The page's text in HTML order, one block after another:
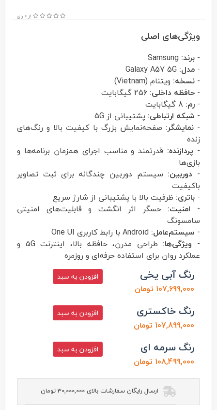
از 0 رای
ویژگی‌های اصلی
- برند:
- مدل:
- نسخه: ویتنام (Vietnam)
- حافظه داخلی:
- رم:
- شبکه ارتباطی: پشتیبانی از 5G
-نمایشگر: صفحه‌نمایش بزرگ با کیفیت بالا و رنگ‌های
زنده
- پردازنده: قدرتمند و مناسب اجرای همزمان برنامه‌ها و
بازی‌ها
- دوربین: سیستم دوربین چندگانه برای ثبت تصاویر
باکیفیت
- باتری: ظرفیت بالا با پشتیبانی از شارژ سریع
- امنیت: حسگر اثر انگشت و قابلیت‌های امنیتی
سامسونگ
- سیستم‌عامل:
- ویژگی‌ها:
طراحی مدرن، حافظه بالا، اینترنت 5G و
عملکرد روان برای استفاده حرفه‌ای و روزمره
رنگ آبی یخی
107,699,000 تومان
افزودن به سبد
رنگ خاکستری
107,899,000 تومان
افزودن به سبد
رنگ سرمه ای
108,499,000 تومان
افزودن به سبد
ارسال رایگان سفارشات بالای 30,000,000 تومان